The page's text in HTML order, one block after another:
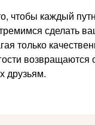
чтобы каждый
сделать
только
возвращаются
друзьям.